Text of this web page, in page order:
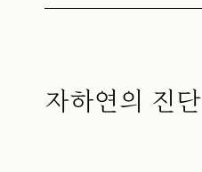
자하연의 진단